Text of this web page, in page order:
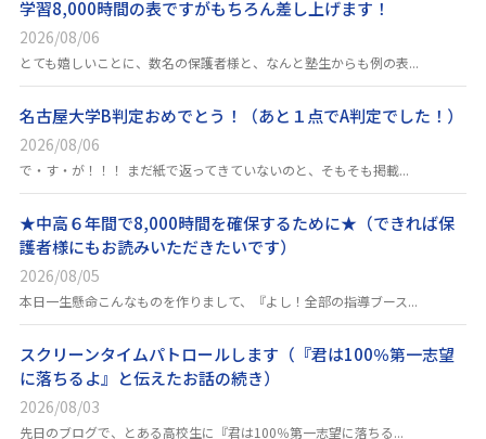
学習8,000時間の表ですがもちろん差し上げます！
2026/08/06
とても嬉しいことに、数名の保護者様と、なんと塾生からも例の表...
名古屋大学B判定おめでとう！（あと１点でA判定でした！）
2026/08/06
で・す・が！！！ まだ紙で返ってきていないのと、そもそも掲載...
★中高６年間で8,000時間を確保するために★（できれば保
護者様にもお読みいただきたいです）
2026/08/05
本日一生懸命こんなものを作りまして、『よし！全部の指導ブース...
スクリーンタイムパトロールします（『君は100％第一志望
に落ちるよ』と伝えたお話の続き）
2026/08/03
先日のブログで、とある高校生に『君は100％第一志望に落ちる...